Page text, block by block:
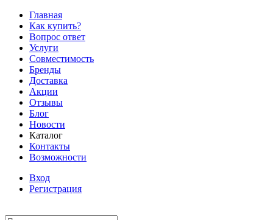
Главная
Как купить?
Вопрос ответ
Услуги
Совместимость
Бренды
Доставка
Акции
Отзывы
Блог
Новости
Каталог
Контакты
Возможности
Вход
Регистрация